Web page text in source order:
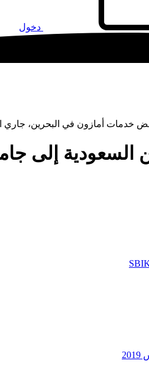
دخول
خدمات أمازون في البحرين، جاري
إلى